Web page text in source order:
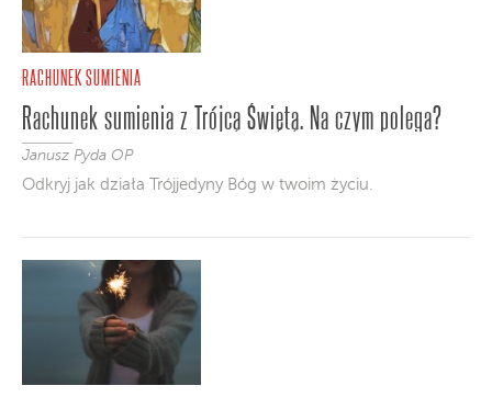
RACHUNEK SUMIENIA
Rachunek sumienia z Trójcą Świętą. Na czym polega?
Janusz Pyda OP
Odkryj jak działa Trójjedyny Bóg w twoim życiu.